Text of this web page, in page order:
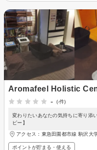
Aromafeel Holistic
-
(-件)
変わりたいあなたの気持ちに寄り添
ピー】
アクセス：東急田園都市線 駒沢大
ポイントが貯まる・使える